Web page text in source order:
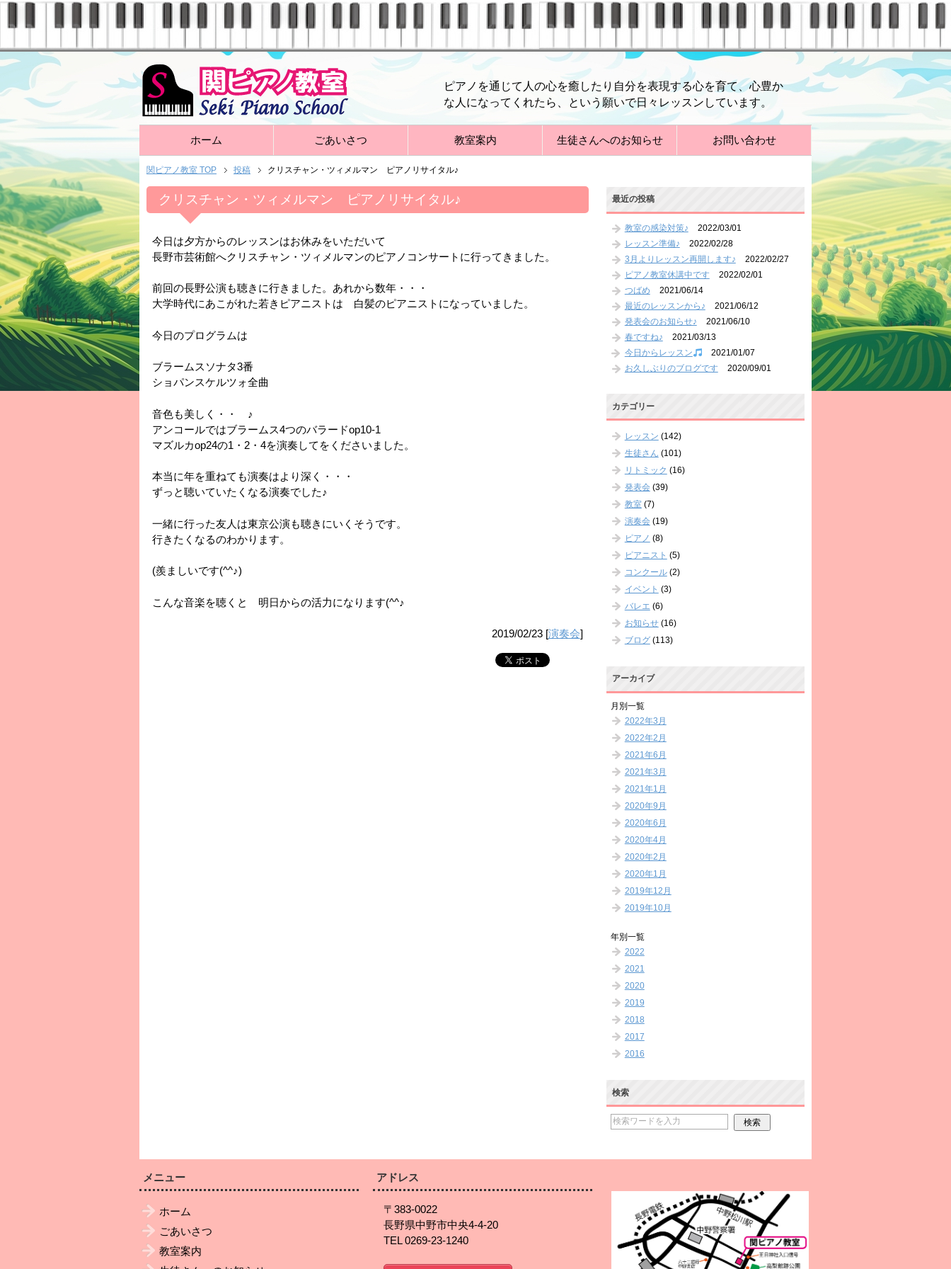
ピアノを通じて人の心を癒したり自分を表現する心を育て、心豊か
な人になってくれたら、という願いで日々レッスンしています。
ホーム ごあいさつ 教室案内 生徒さんへのお知らせ お問い合わせ
関ピアノ教室 TOP 投稿 クリスチャン・ツィメルマン ピアノリサイタル♪
クリスチャン・ツィメルマン ピアノリサイタル♪
今日は夕方からのレッスンはお休みをいただいて
長野市芸術館へクリスチャン・ツィメルマンのピアノコンサートに行ってきました。
前回の長野公演も聴きに行きました。あれから数年・・・
大学時代にあこがれた若きピアニストは 白髪のピアニストになっていました。
今日のプログラムは
ブラームスソナタ3番
ショパンスケルツォ全曲
音色も美しく・・ ♪
アンコールではブラームス4つのバラードop10-1
マズルカop24の1・2・4を演奏してをくださいました。
本当に年を重ねても演奏はより深く・・・
ずっと聴いていたくなる演奏でした♪
一緒に行った友人は東京公演も聴きにいくそうです。
行きたくなるのわかります。
(羨ましいです(^^♪)
こんな音楽を聴くと 明日からの活力になります(^^♪
2019/02/23[演奏会]
最近の投稿
教室の感染対策♪
2022/03/01
レッスン準備♪
2022/02/28
3月よりレッスン再開します♪
2022/02/27
ピアノ教室休講中です
2022/02/01
つばめ
2021/06/14
最近のレッスンから♪
2021/06/12
発表会のお知らせ♪
2021/06/10
春ですね♪
2021/03/13
今日からレッスン
2021/01/07
お久しぶりのブログです
2020/09/01
カテゴリー
レッスン (142)
生徒さん (101)
リトミック (16)
発表会(39)
教室(7)
演奏会(19)
ピアノ (8)
ピアニスト (5)
コンクール(2)
イベント (3)
バレエ (6)
お知らせ(16)
ブログ(113)
アーカイブ
月別一覧
2022年3月
2022年2月
2021年6月
2021年3月
2021年1月
2020年9月
2020年6月
2020年4月
2020年2月
2020年1月
2019年12月
2019年10月
年別一覧
2022
2021
2020
2019
2018
2017
2016
検索
メニュー
ホーム
ごあいさつ
教室案内
アドレス
〒383-0022
長野県中野市中央4-4-20
TEL 0269-23-1240